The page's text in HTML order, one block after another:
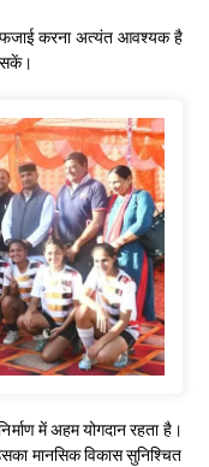
करना अत्यंत आवश्यक है
सकें।
में अहम योगदान रहता है।
मानसिक विकास सुनिश्चित